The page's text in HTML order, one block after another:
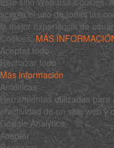
acepta el uso de todas las
la mejor experiencia de
Cookies: MÁS
Aceptar todo
Rechazar todo
Más información
Analíticas
Herramientas utilizadas
efectividad de un sitio web y
Google Analytics
Aceptar